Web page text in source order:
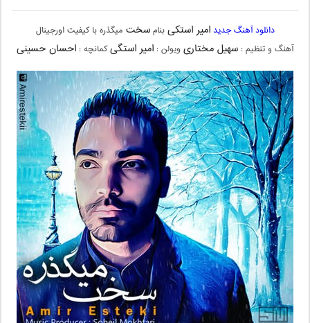
دانلود آهنگ جدید امیر استکیبنامسختمیگذره با کیفیت اورجینال
آهنگ و تنظیم : سهیل مختاری ویولن : امیر استگیکمانچه : احسان حسینی